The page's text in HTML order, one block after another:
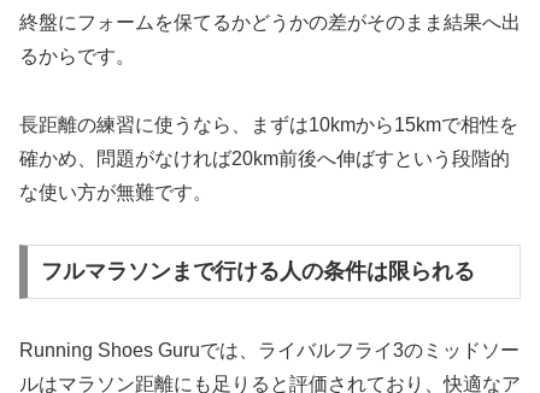
終盤にフォームを保てるかどうかの差がそのまま結果へ出
るからです。
長距離の練習に使うなら、まずは10kmから15kmで相性を
確かめ、問題がなければ20km前後へ伸ばすという段階的
な使い方が無難です。
フルマラソンまで行ける人の条件は限られる
Running Shoes Guruでは、ライバルフライ3のミッドソー
ルはマラソン距離にも足りると評価されており、快適なア